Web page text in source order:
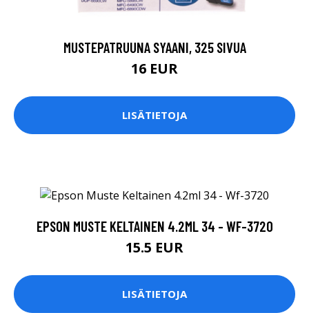
MUSTEPATRUUNA SYAANI, 325 SIVUA
16 EUR
LISÄTIETOJA
EPSON MUSTE KELTAINEN 4.2ML 34 - WF-3720
15.5 EUR
LISÄTIETOJA